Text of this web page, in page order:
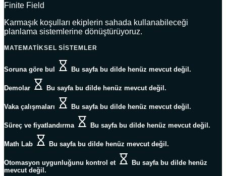
Finite Field
Karmaşık koşulları ekiplerin sahada kullanabileceği
planlama sistemlerine dönüştürüyoruz.
MATEMATIKSEL SISTEMLER
Soruna göre bul Bu sayfa bu dilde henüz mevcut değil.
Demolar Bu sayfa bu dilde henüz mevcut değil.
Vaka çalışmaları Bu sayfa bu dilde henüz mevcut değil.
Süreç ve fiyatlandırma Bu sayfa bu dilde henüz mevcut değil.
Math Lab Bu sayfa bu dilde henüz mevcut değil.
Otomasyon uygunluğunu kontrol et
Bu sayfa bu dilde henüz
mevcut değil.